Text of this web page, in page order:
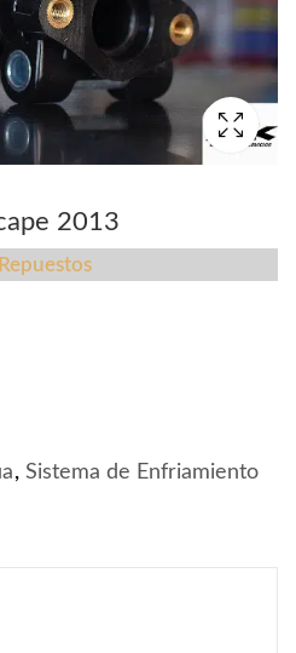
2013
, Sistema de Enfriamiento